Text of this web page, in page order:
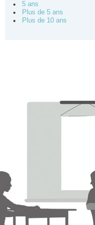
5 ans
Plus de 5 ans
Plus de 10 ans